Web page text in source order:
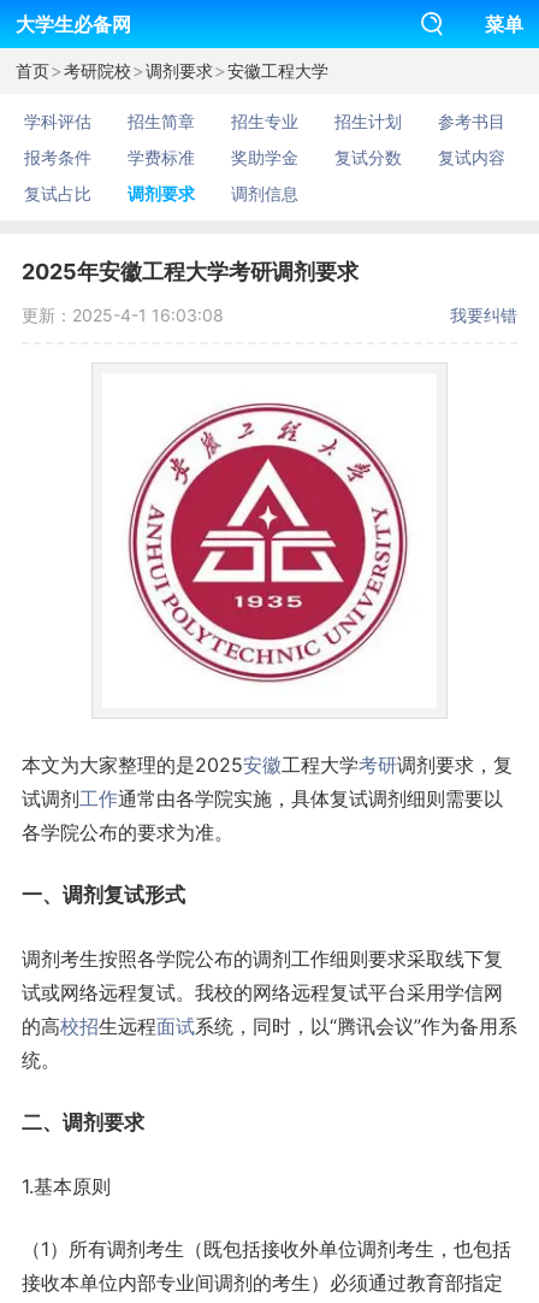
大学生必备网 菜单
首页>考研院校>调剂要求>安徽工程大学
学科评估 招生简章 招生专业 招生计划
参考书目
报考条件
学费标准 奖助学金 复试分数
复试内容
复试占比
调剂要求 调剂信息
2025年安徽工程大学考研调剂要求
更新：2025-4-1 16:03:08 我要纠错
本文为大家整理的是2025安徽工程大学考研调剂要求，复
试调剂工作通常由各学院实施，具体复试调剂细则需要以
各学院公布的要求为准。
一、调剂复试形式
调剂考生按照各学院公布的调剂工作细则要求采取线下复
试或网络远程复试。我校的网络远程复试平台采用学信网
的高校招生远程面试系统，同时，以“腾讯会议”作为备用系
统。
二、调剂要求
1.基本原则
（1）所有调剂考生（既包括接收外单位调剂考生，也包括
接收本单位内部专业间调剂的考生）必须通过教育部指定